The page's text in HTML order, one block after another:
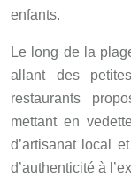
enfants.
Le long de la
allant des
restaurants
mettant en
d’artisanat local
d’authenticité à